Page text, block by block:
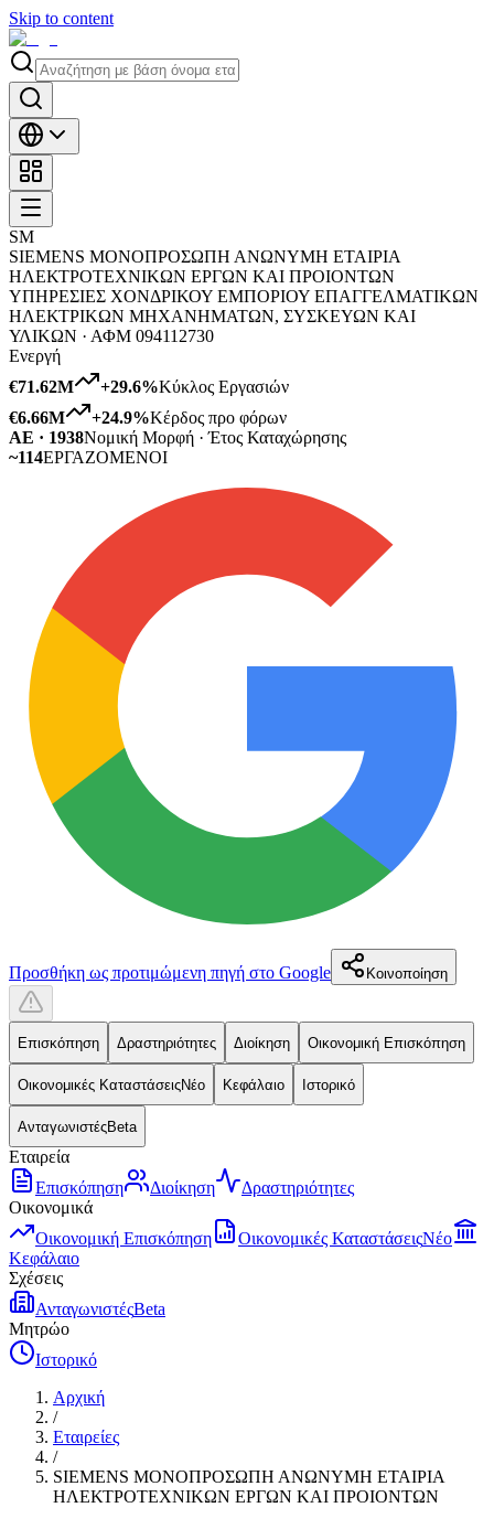
Skip to content
SΜ
SIEMENS ΜΟΝΟΠΡΟΣΩΠΗ ΑΝΩΝΥΜΗ ΕΤΑΙΡΙΑ
ΗΛΕΚΤΡΟΤΕΧΝΙΚΩΝ ΕΡΓΩΝ ΚΑΙ ΠΡΟΙΟΝΤΩΝ
ΥΠΗΡΕΣΙΕΣ ΧΟΝΔΡΙΚΟΥ ΕΜΠΟΡΙΟΥ ΕΠΑΓΓΕΛΜΑΤΙΚΩΝ
ΗΛΕΚΤΡΙΚΩΝ ΜΗΧΑΝΗΜΑΤΩΝ, ΣΥΣΚΕΥΩΝ ΚΑΙ
ΥΛΙΚΩΝ · ΑΦΜ 094112730
Ενεργή
€71.62M
+29.6%Κύκλος Εργασιών
€6.66M
+24.9%Κέρδος προ φόρων
ΑΕ · 1938Νομική Μορφή · Έτος Καταχώρησης
~114ΕΡΓΑΖΟΜΕΝΟΙ
Προσθήκη ως προτιμώμενη πηγή στο Google Κοινοποίηση
Επισκόπηση Δραστηριότητες Διοίκηση Οικονομική Επισκόπηση
Οικονομικές ΚαταστάσειςΝέο Κεφάλαιο Ιστορικό
ΑνταγωνιστέςBeta
Εταιρεία
Επισκόπηση
Διοίκηση
Δραστηριότητες
Οικονομικά
Οικονομική Επισκόπηση
Οικονομικές ΚαταστάσειςΝέο
Κεφάλαιο
Σχέσεις
ΑνταγωνιστέςBeta
Μητρώο
Ιστορικό
Αρχική
/
Εταιρείες
/
SIEMENS ΜΟΝΟΠΡΟΣΩΠΗ ΑΝΩΝΥΜΗ ΕΤΑΙΡΙΑ
ΗΛΕΚΤΡΟΤΕΧΝΙΚΩΝ ΕΡΓΩΝ ΚΑΙ ΠΡΟΙΟΝΤΩΝ